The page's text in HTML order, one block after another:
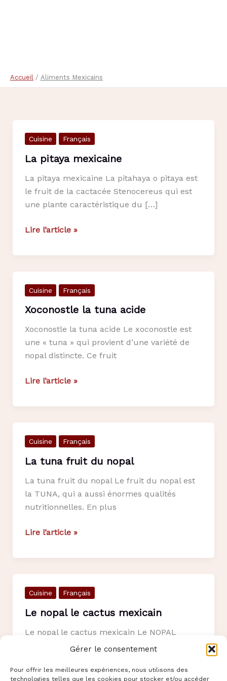
Gérer le consentement
Pour offrir les meilleures expériences, nous utilisons des
technologies telles que les cookies pour stocker et/ou accéder
Accueil Aliments Mexicains
Cuisine Français
La pitaya mexicaine
La pitaya mexicaine La pitahaya o pitaya est
le fruit de la cactacée Stenocereus qui est
une plante caractéristique du […]
La
mexicaine
Lire l’article »
Cuisine Français
Xoconostle la tuna acide
Xoconostle la tuna acide Le xoconostle est
une « tuna » qui provient d’une variété de
nopal distincte. Ce fruit
Xoconostle
tuna
Lire l’article »
Cuisine Français
La tuna fruit du nopal
La tuna fruit du nopal Le fruit du nopal est
la TUNA, qui a aussi énormes qualités
nutritionnelles. En plus
La
fruit
nopal
Lire l’article »
Cuisine Français
Le nopal le cactus mexicain
Le nopal le cactus mexicain Le NOPAL
connu en France comme « figuier de